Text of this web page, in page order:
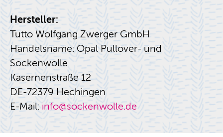
Hersteller:
Tutto Wolfgang Zwerger GmbH
Handelsname: Opal Pullover- und
Sockenwolle
Kasernenstraße 12
DE-72379 Hechingen
E-Mail:info@sockenwolle.de